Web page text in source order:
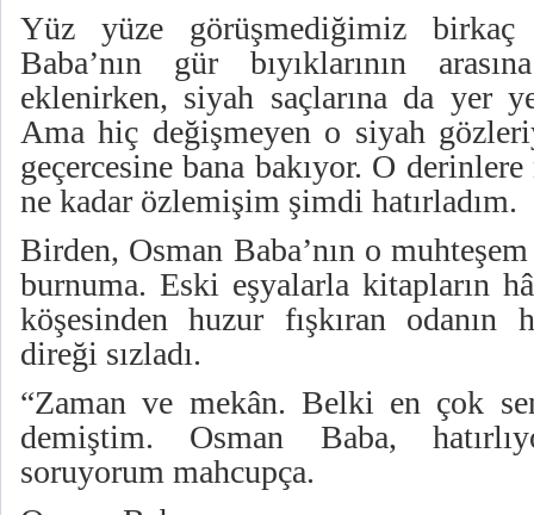
Yüz yüze görüşmediğimiz
Baba’nın gür bıyıklarının
eklenirken, siyah saçlarına da yer
Ama hiç değişmeyen o siyah
geçercesine bana bakıyor. O derinlere
ne kadar özlemişim şimdi hatırladım.
Birden, Osman Baba’nın o
burnuma. Eski eşyalarla kitapların
köşesinden huzur fışkıran odanın
direği sızladı.
“Zaman ve mekân. Belki en çok
demiştim. Osman Baba,
soruyorum mahcupça.